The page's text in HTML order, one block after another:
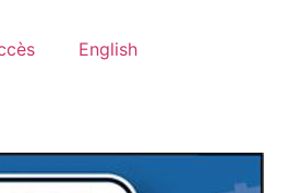
English